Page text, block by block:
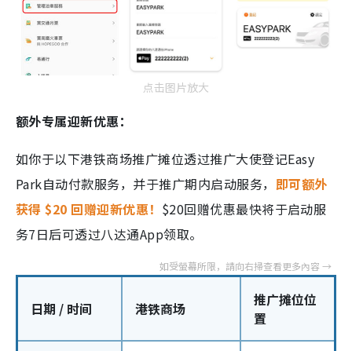
点击图片放大
额外专属迎新优惠：
如你于以下港铁商场推广摊位透过推广大使登记Easy
Park自动付款服务，并于推广期内启动服务， 即可额外
获得 $20 回赠迎新优惠！ $20回赠优惠最快将于启动服
务7日后可透过八达通App领取。
日期 / 时间 港铁商场
推广摊位位
置